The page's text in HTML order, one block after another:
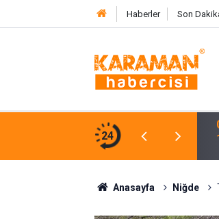
Haberler Son
24
Nefes Kesen Kurtarma Operasyonu
Anasayfa Niğde